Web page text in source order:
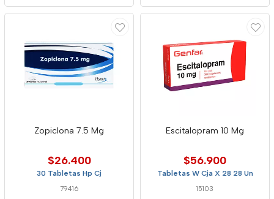
Zopiclona 7.5 Mg
$26.400
30 Tabletas Hp Cj
79416
Escitalopram 10 Mg
$56.900
Tabletas W Cja X 28 28 Un
15103